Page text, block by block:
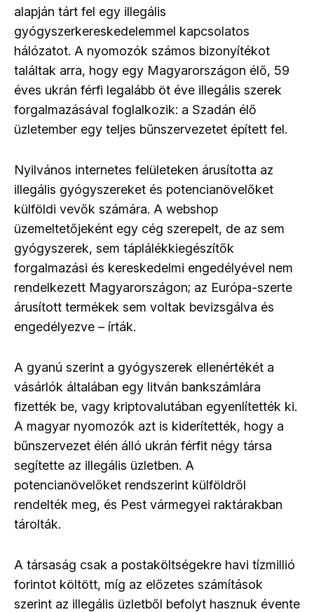
alapján tárt fel egy illegális
gyógyszerkereskedelemmel kapcsolatos
hálózatot. A nyomozók számos bizonyítékot
találtak arra, hogy egy Magyarországon élő, 59
éves ukrán férfi legalább öt éve illegális szerek
forgalmazásával foglalkozik: a Szadán élő
üzletember egy teljes bűnszervezetet épített fel.
Nyilvános internetes felületeken árusította az
illegális gyógyszereket és potencianövelőket
külföldi vevők számára. A webshop
üzemeltetőjeként egy cég szerepelt, de az sem
gyógyszerek, sem táplálékkiegészítők
forgalmazási és kereskedelmi engedélyével nem
rendelkezett Magyarországon; az Európa-szerte
árusított termékek sem voltak bevizsgálva és
engedélyezve – írták.
A gyanú szerint a gyógyszerek ellenértékét a
vásárlók általában egy litván bankszámlára
fizették be, vagy kriptovalutában egyenlítették ki.
A magyar nyomozók azt is kiderítették, hogy a
bűnszervezet élén álló ukrán férfit négy társa
segítette az illegális üzletben. A
potencianövelőket rendszerint külföldről
rendelték meg, és Pest vármegyei raktárakban
tárolták.
A társaság csak a postaköltségekre havi tízmillió
forintot költött, míg az előzetes számítások
szerint az illegális üzletből befolyt hasznuk évente